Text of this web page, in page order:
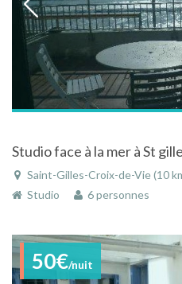
Saint-Gilles-Croix-de-Vie (10
Studio
6 personnes
50€/nuit